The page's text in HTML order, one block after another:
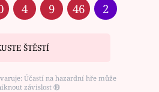
4 9 46 2
ŠTĚSTÍ
Účastí na hazardní hře může
závislost ⑱